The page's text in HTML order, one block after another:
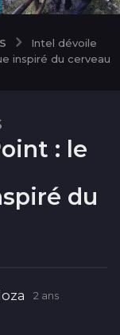
Intel dévoile
inspiré du cerveau
: le
du
2 ans